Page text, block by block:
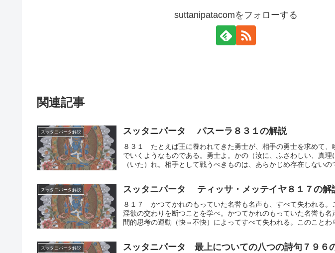
suttanipatacomをフォローする
関連記事
スッタニパータ解説 スッタニパータ パスーラ８３１の解説
８３１ たとえば王に養われてきた勇士が、相手の勇士を求めて、
でいくようなものである。勇士よ。かの（汝に、ふさわしい、真
（いた）れ。相手として戦うべきものは、あらかじめ存在しないの
スッタニパータ解説 スッタニパータ ティッサ・メッテイヤ８１７の解
８１７ かつてかれのもっていた名誉も名声も、すべて失われる。
淫欲の交わりを断つことを学べ。かつてかれのもっていた名誉も名
間的思考の運動（快⇔不快）によってすべて失われる。このことわ
スッタニパータ解説 スッタニパータ 最上についての八つの詩句７９６